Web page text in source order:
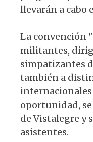
llevarán a cabo
La convención
militantes,
simpatizantes
también a
internacionales
oportunidad,
de Vistalegre y
asistentes.